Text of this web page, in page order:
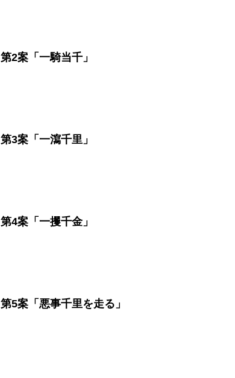
第2案「一騎当千」
第3案「一瀉千里」
第4案「一攫千金」
第5案「悪事千里を走る」